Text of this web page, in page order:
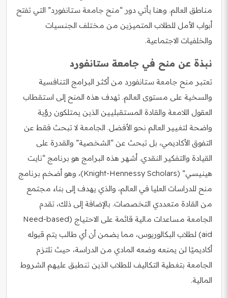
مناطق العالم. وهنا يأتي دور “منح جامعة ستانفورد” التي تفتح
أبواب الأمل للطلاب المتميزين من مختلف الجنسيات
والخلفيات الاجتماعية.
نبذة عن منح في جامعة ستانفورد
تعتبر منح جامعة ستانفورد من أكثر البرامج التنافسية
والسخية على مستوى العالم. تهدف هذه المنح إلى استقطاب
العقول اللامعة والقادة المستقبليين الذين يمتلكون رؤية
واضحة لتغيير العالم نحو الأفضل. الجامعة لا تبحث فقط عن
التفوق الأكاديمي، بل تبحث عن “الشخصية” والقدرة على
القيادة والتفكير النقدي. أشهر هذه البرامج هو برنامج “نايت
هينيسي” (Knight-Hennessy Scholars)، وهو أضخم برنامج
منح للدراسات العليا في العالم، والذي يهدف إلى بناء مجتمع
من القادة متعددي التخصصات. بالإضافة إلى ذلك، تقدم
الجامعة مساعدات مالية قائمة على الاحتياج (Need-based
aid) لطلاب البكالوريوس، مما يضمن أن أي طالب يتم قبوله
أكاديميًا لن يمنعه وضعه المادي من الدراسة، حيث تلتزم
الجامعة بتغطية التكاليف للطلاب الذين تنطبق عليهم الشروط
المالية.